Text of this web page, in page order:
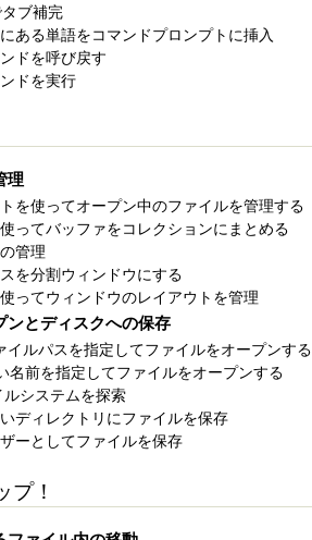
ブ補完
ある単語をコマンドプロンプトに挿入
ドを呼び戻す
ドを実行
理
を使ってオープン中のファイルを管理する
ってバッファをコレクションにまとめる
管理
を分割ウィンドウにする
ってウィンドウのレイアウトを管理
ンとディスクへの保存
イルパスを指定してファイルをオープンする
名前を指定してファイルをオープンする
ルシステムを探索
ディレクトリにファイルを保存
ーとしてファイルを保存
プ！